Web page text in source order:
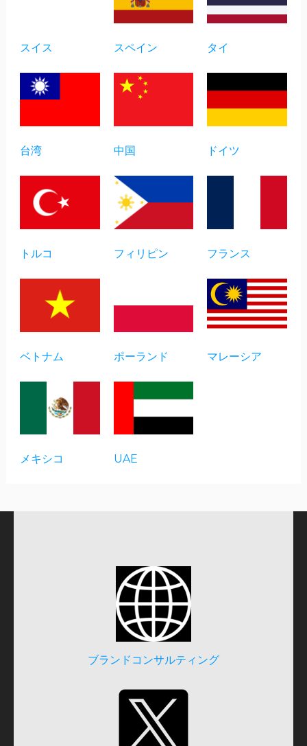
スイス スペイン タイ
台湾 中国 ドイツ
トルコ フィリピン フランス
ベトナム ポーランド マレーシア
メキシコ UAE
ブランドコンサルティング